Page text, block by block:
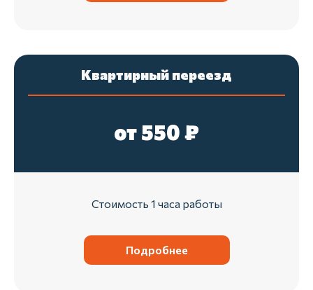
Квартирный переезд
от 550 ₽
Стоимость 1 часа работы
Подробнее